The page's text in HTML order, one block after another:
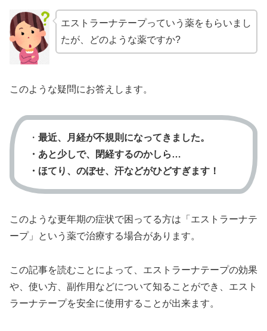
エストラーナテープっていう薬をもらいまし
たが、どのような薬ですか?
このような疑問にお答えします。
・ 最近、月経が不規則になってきました。
・あと少しで、閉経するのかしら…
・ほてり、のぼせ、汗などがひどすぎます！
このような更年期の症状で困ってる方は「エストラーナテ
ープ」という薬で治療する場合があります。
この記事を読むことによって、エストラーナテープの効果
や、使い方、副作用などについて知ることができ、エスト
ラーナテープを安全に使用することが出来ます。